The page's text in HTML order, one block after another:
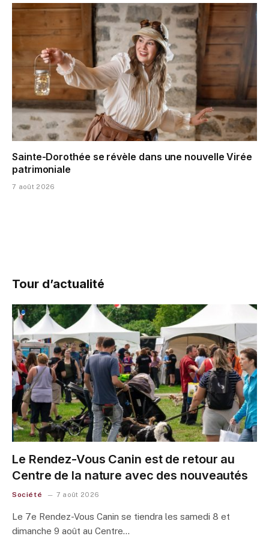
Sainte-Dorothée se révèle dans une nouvelle Virée
patrimoniale
7 août 2026
Tour d’actualité
Le Rendez-Vous Canin est de retour au
Centre de la nature avec des nouveautés
Société 7 août 2026
Le 7e Rendez-Vous Canin se tiendra les samedi 8 et
dimanche 9 août au Centre…